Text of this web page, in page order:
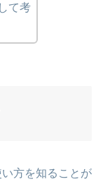
て考
方を知ることが